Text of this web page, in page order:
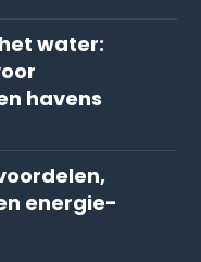
water:
havens
energie-